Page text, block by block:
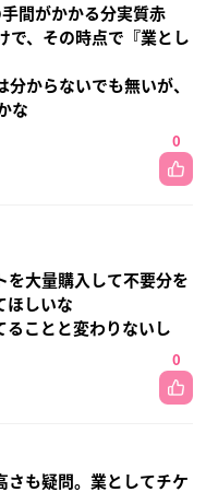
間がかかる分実質赤
で、その時点で『業とし
分からないでも無いが、
な
0
を大量購入して不要分を
ほしいな
ることと変わりないし
0
さも疑問。業としてチケ